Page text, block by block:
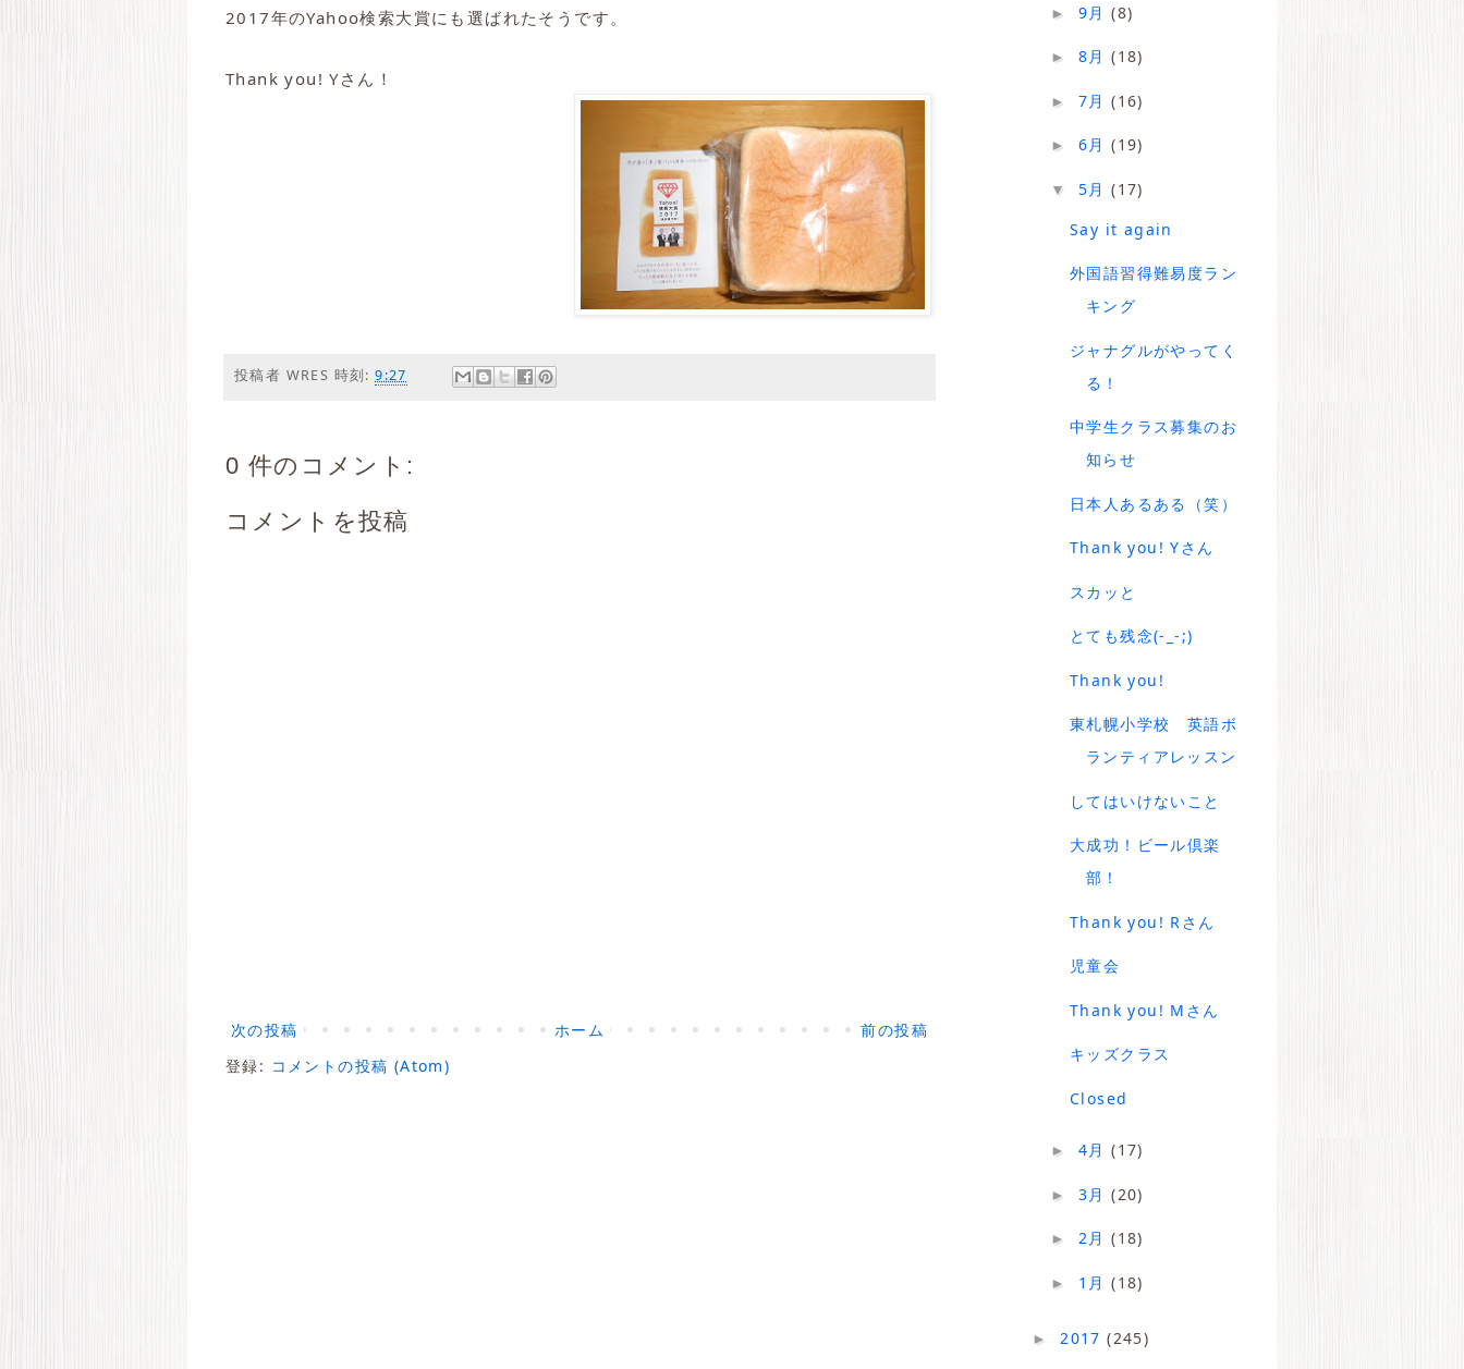
2017年のYahoo検索大賞にも選ばれたそうです。
Thank you! Yさん！
投稿者 WRES 時刻:9:27
0 件のコメント:
コメントを投稿
次の投稿 前の投稿
ホーム
登録: コメントの投稿 (Atom)
► 9月(8)
► 8月(18)
► 7月(16)
► 6月(19)
▼ 5月(17)
Say it again
外国語習得難易度ラン
キング
ジャナグルがやってく
る！
中学生クラス募集のお
知らせ
日本人あるある（笑）
Thank you! Yさん
スカッと
とても残念(-_-;)
Thank you!
東札幌小学校 英語ボ
ランティアレッスン
してはいけないこと
大成功！ビール倶楽
部！
Thank you! Rさん
児童会
Thank you! Mさん
キッズクラス
Closed
► 4月(17)
► 3月(20)
► 2月(18)
► 1月(18)
► 2017(245)